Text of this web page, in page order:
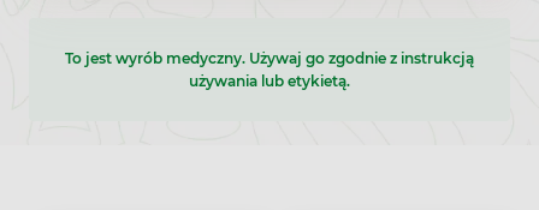
To jest wyrób medyczny. Używaj go zgodnie z instrukcją
używania lub etykietą.